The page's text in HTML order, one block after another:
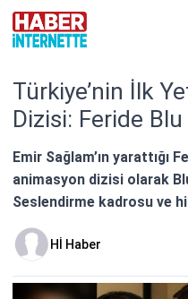
Türkiye’nin İlk
Dizisi: Feride Blu
Emir Sağlam’ın yarattığı
animasyon dizisi olarak
Seslendirme kadrosu ve
Hİ Haber